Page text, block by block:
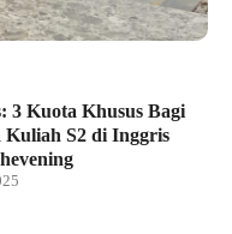
3 Kuota Khusus Bagi
S2 di Inggris